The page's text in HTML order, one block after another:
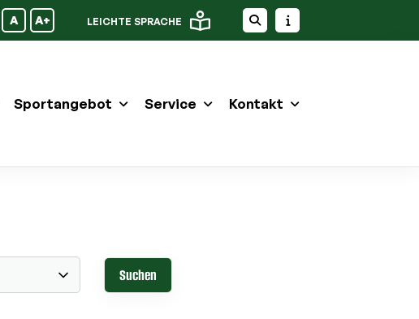
A A+ LEICHTE SPRACHE
Sportangebot Service Kontakt